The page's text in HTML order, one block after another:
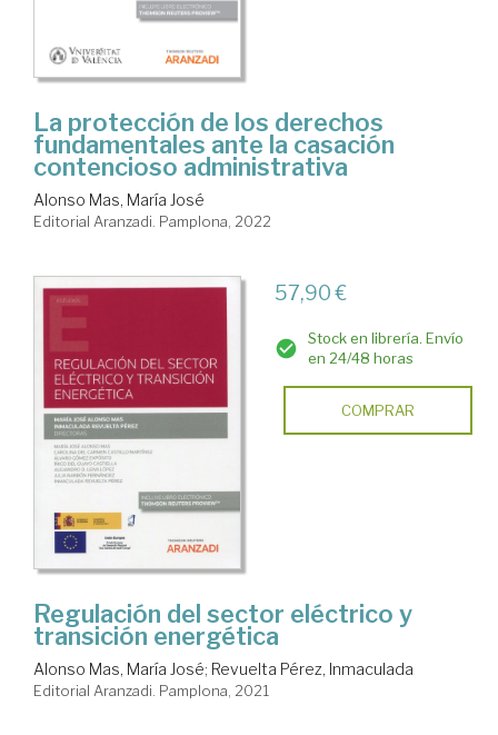
La protección de los derechos
fundamentales ante la casación
contencioso administrativa
Alonso Mas, María José
Editorial Aranzadi. Pamplona, 2022
57,90 €
Stock en librería. Envío
en 24/48 horas
COMPRAR
Regulación del sector eléctrico y
transición energética
Alonso Mas, María José; Revuelta Pérez, Inmaculada
Editorial Aranzadi. Pamplona, 2021